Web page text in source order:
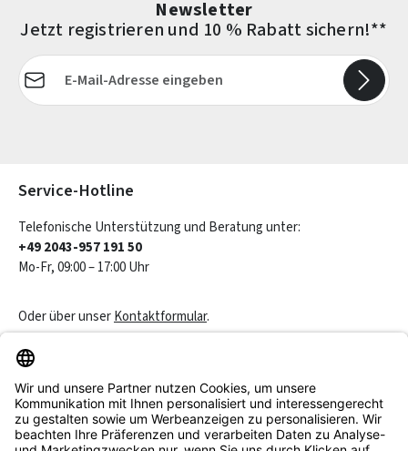
Newsletter
Jetzt registrieren und 10 % Rabatt sichern!**
E-Mail-Adresse*
Service-Hotline
Telefonische Unterstützung und Beratung unter:
+49 2043-957 191 50
Mo-Fr, 09:00 – 17:00 Uhr
Oder über unserKontaktformular.
Service & Beratung